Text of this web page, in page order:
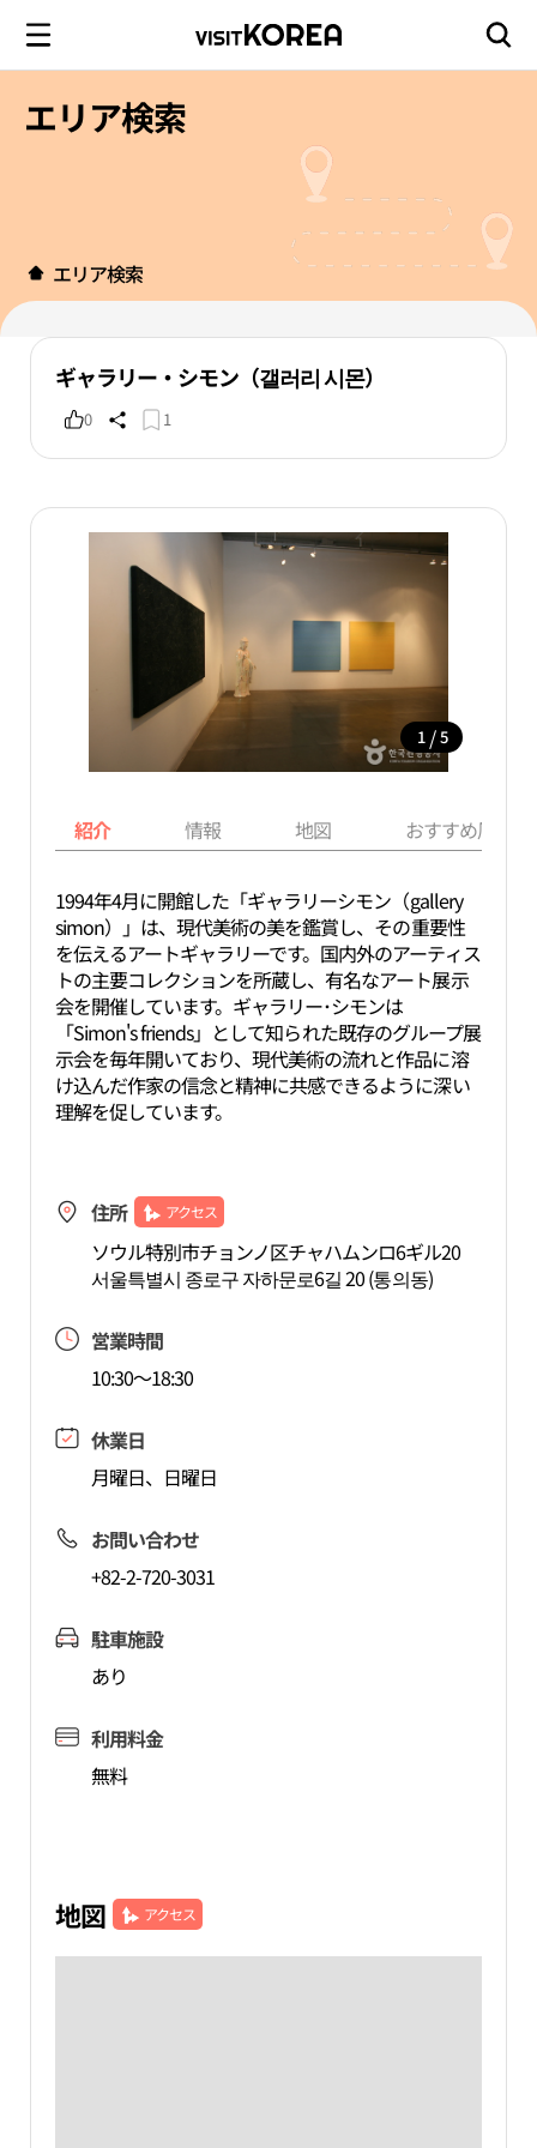
エリア検索
エリア検索
ギャラリー・シモン（갤러리 시몬）
0 1
1 / 5
紹介 情報 地図 おすすめ周辺
1994年4月に開館した「ギャラリーシモン（gallery
simon）」は、現代美術の美を鑑賞し、その重要性
を伝えるアートギャラリーです。国内外のアーティス
トの主要コレクションを所蔵し、有名なアート展示
会を開催しています。ギャラリー･シモンは
「Simon's friends」として知られた既存のグループ展
示会を毎年開いており、現代美術の流れと作品に溶
け込んだ作家の信念と精神に共感できるように深い
理解を促しています。
住所 アクセス
ソウル特別市チョンノ区チャハムンロ6ギル20
서울특별시 종로구 자하문로6길 20 (통의동)
営業時間
10:30～18:30
休業日
月曜日、日曜日
お問い合わせ
+82-2-720-3031
駐車施設
あり
利用料金
無料
地図 アクセス